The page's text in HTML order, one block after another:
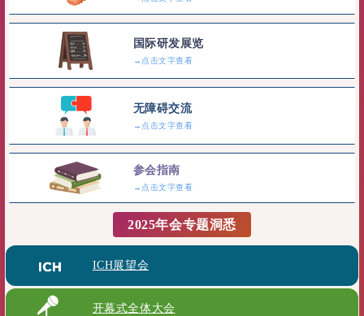
国际研发展览
→点击文字查看
无障碍交流
→点击文字查看
参会指南
→点击文字查看
2025年会专题洞悉
ICH展望会
开幕式全体大会